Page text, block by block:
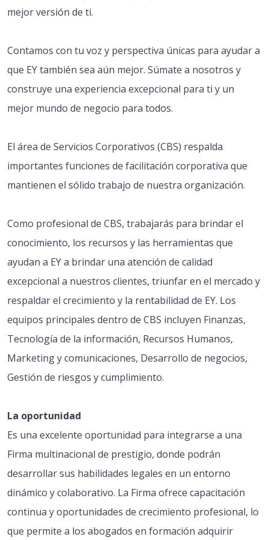
mejor versión de ti.
Contamos con tu voz y perspectiva únicas para ayudar a
que EY también sea aún mejor. Súmate a nosotros y
construye una experiencia excepcional para ti y un
mejor mundo de negocio para todos.
El área de Servicios Corporativos (CBS) respalda
importantes funciones de facilitación corporativa que
mantienen el sólido trabajo de nuestra organización.
Como profesional de CBS, trabajarás para brindar el
conocimiento, los recursos y las herramientas que
ayudan a EY a brindar una atención de calidad
excepcional a nuestros clientes, triunfar en el mercado y
respaldar el crecimiento y la rentabilidad de EY. Los
equipos principales dentro de CBS incluyen Finanzas,
Tecnología de la información, Recursos Humanos,
Marketing y comunicaciones, Desarrollo de negocios,
Gestión de riesgos y cumplimiento.
La oportunidad
Es una excelente oportunidad para integrarse a una
Firma multinacional de prestigio, donde podrán
desarrollar sus habilidades legales en un entorno
dinámico y colaborativo. La Firma ofrece capacitación
continua y oportunidades de crecimiento profesional, lo
que permite a los abogados en formación adquirir